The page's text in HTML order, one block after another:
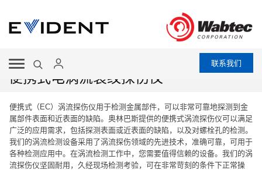
联系我们
便携式电涡流裂纹探伤仪
便携式（EC）涡流探伤仪用于检测金属部件，可以非常可靠地探测到金
属部件表面和近表面的缺陷。奥林巴斯提供的便携式涡流探伤仪可以满足
广泛的应用需求，包括探测表面或近表面的缺陷，以及对螺栓孔的检测。
我们的涡流检测设备采用了涡流探伤领域的先进技术，准确可靠，可用于
各种检测应用中。在涡流检测工作中，您需要值得信赖的设备。我们的涡
流探伤仪坚固耐用，久经现场检测考验，可在非常苛刻的条件下正常操